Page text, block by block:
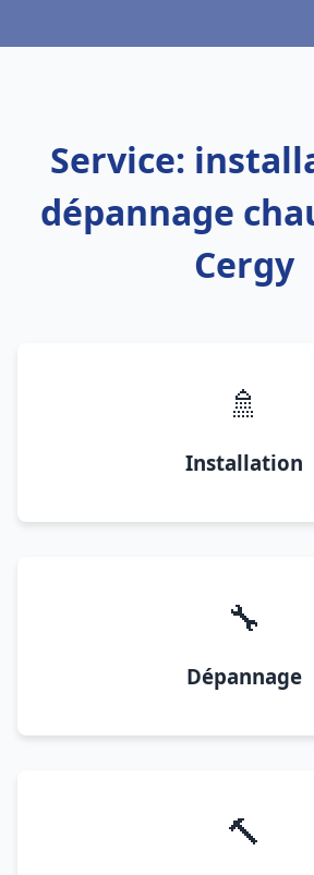
Service:
dépannage
Cergy
🚿
Installation
🔧
Dépannage
🔨